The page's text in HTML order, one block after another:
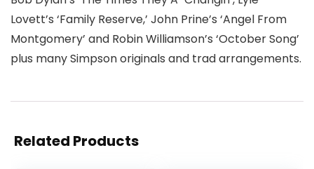
Lovett’s ‘Family Reserve,’ John Prine’s ‘Angel From
Montgomery’ and Robin Williamson’s ‘October Song’
plus many Simpson originals and trad arrangements.
Related Products